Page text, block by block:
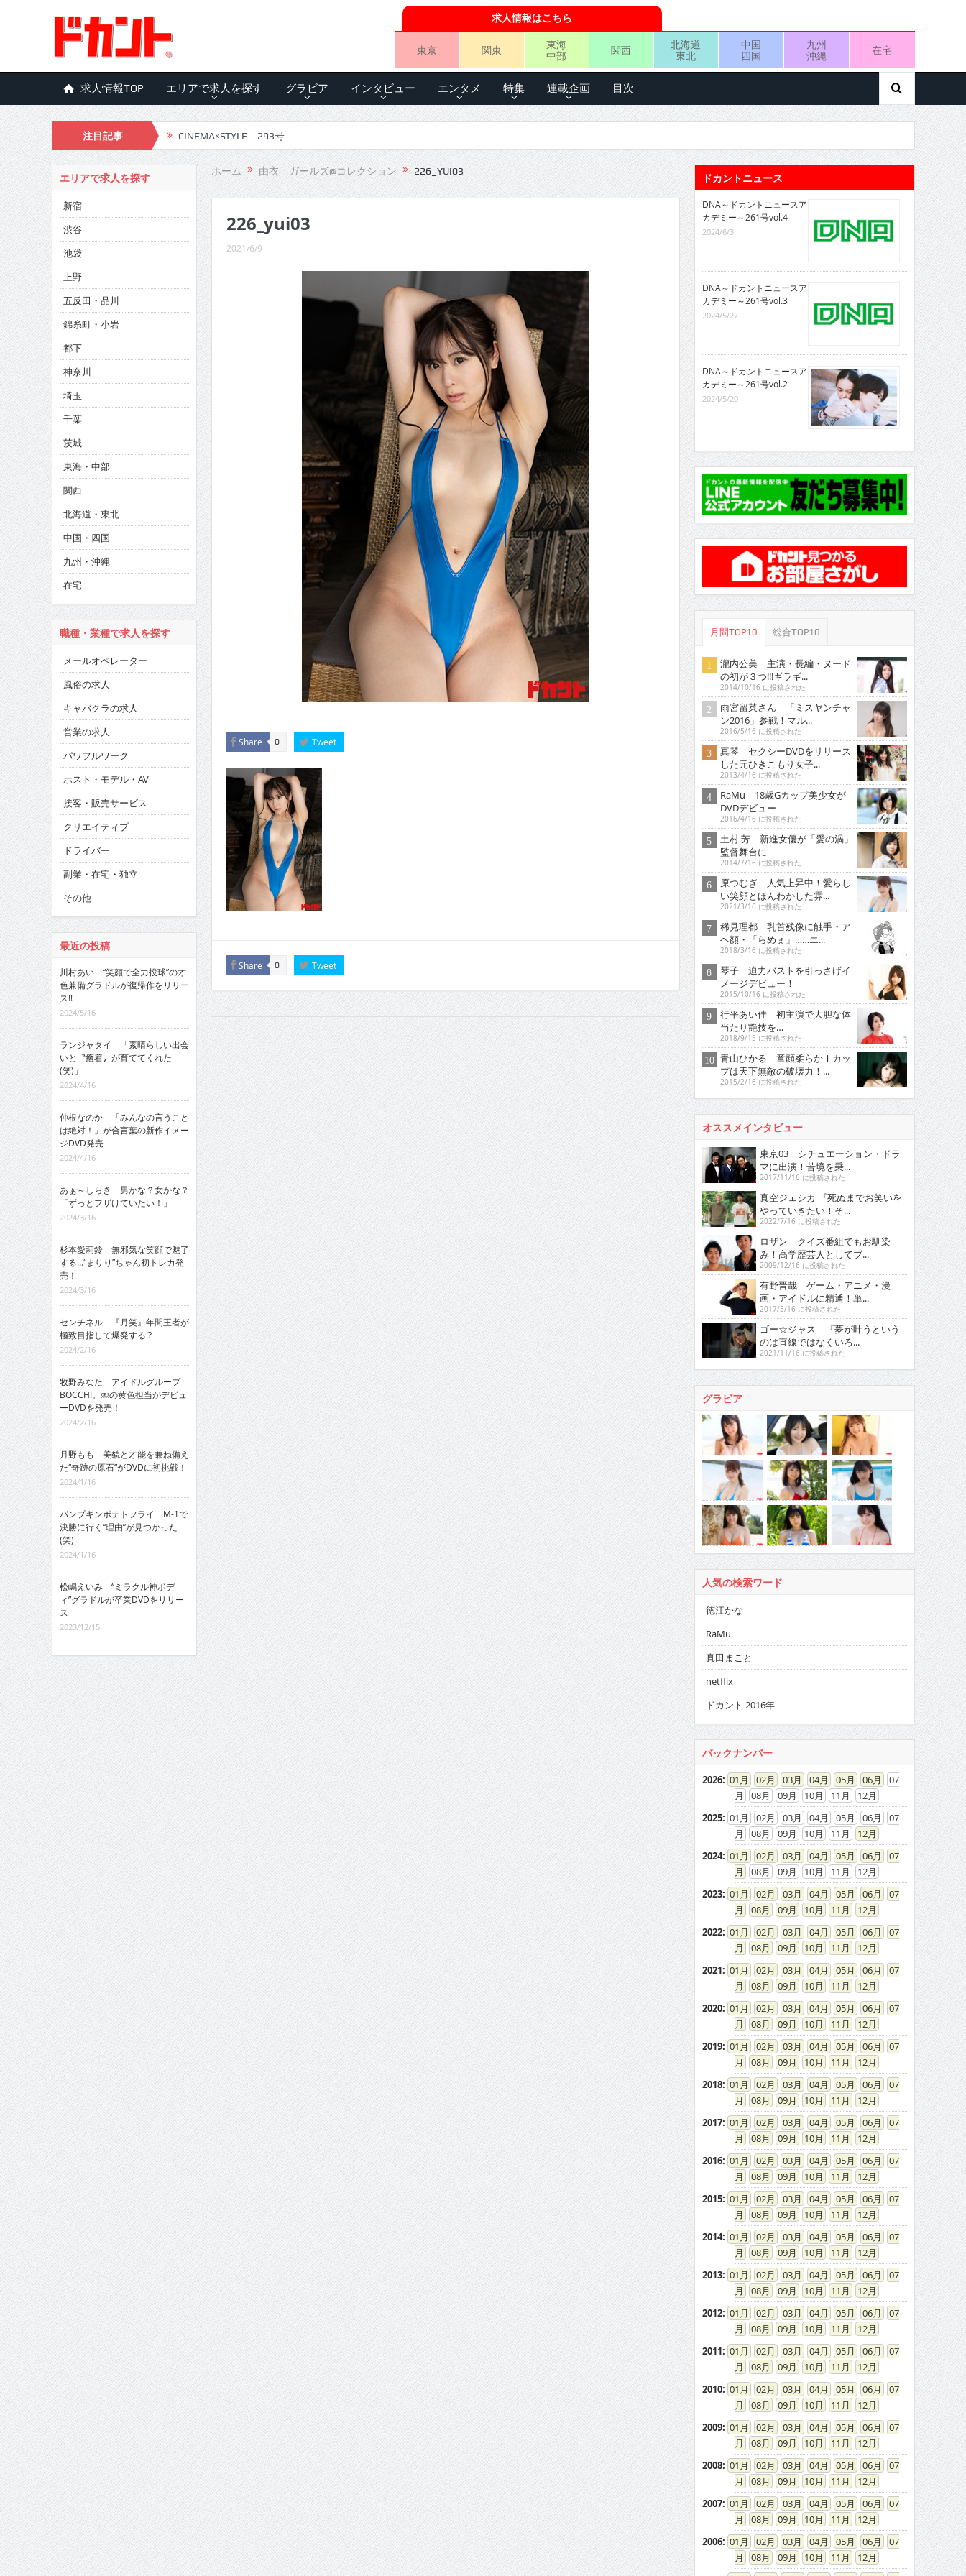
求人情報はこちら
東京 関東
東海
中部
関西
北海道
東北
中国
四国
九州
沖縄
在宅
求人情報TOP エリアで求人を探す グラビア インタビュー エンタメ 特集 連載企画 目次
注目記事 CINEMA×STYLE 293号
CINEMA×STYLE 292号
CINEMA×STYLE 291号
CINEMA×STYLE 290号
CINEMA×STYLE 289号
CINEMA×STYLE 288号
CINEMA×STYLE 286号
CINEMA×STYLE 285号
CINEMA×STYLE 294号
ホーム 由衣 ガールズ@コレクション 226_YUI03
226_yui03
2021/6/9
Share 0 Tweet
Share 0 Tweet
エリアで求人を探す
新宿
渋谷
池袋
上野
五反田・品川
錦糸町・小岩
都下
神奈川
埼玉
千葉
茨城
東海・中部
関西
北海道・東北
中国・四国
九州・沖縄
在宅
職種・業種で求人を探す
メールオペレーター
風俗の求人
キャバクラの求人
営業の求人
パワフルワーク
ホスト・モデル・AV
接客・販売サービス
クリエイティブ
ドライバー
副業・在宅・独立
その他
最近の投稿
川村あい “笑顔で全力投球”の才
色兼備グラドルが復帰作をリリー
ス!!
2024/5/16
ランジャタイ 「素晴らしい出会
いと〝癒着〟が育ててくれた
(笑)」
2024/4/16
仲根なのか 「みんなの言うこと
は絶対！」が合言葉の新作イメー
ジDVD発売
2024/4/16
あぁ～しらき 男かな？女かな？
「ずっとフザけていたい！」
2024/3/16
杉本愛莉鈴 無邪気な笑顔で魅了
する…“まりり”ちゃん初トレカ発
売！
2024/3/16
センチネル 『月笑』年間王者が
極致目指して爆発する!?
2024/2/16
牧野みなた アイドルグループ
BOCCHI。￼の黄色担当がデビュ
ーDVDを発売！
2024/2/16
月野もも 美貌と才能を兼ね備え
た“奇跡の原石”がDVDに初挑戦！
2024/1/16
パンプキンポテトフライ M-1で
決勝に行く“理由”が見つかった
(笑)
2024/1/16
松嶋えいみ “ミラクル神ボデ
ィ”グラドルが卒業DVDをリリー
ス
2023/12/15
ドカントニュース
DNA～ドカントニュースア
カデミー～261号vol.4
2024/6/3
DNA～ドカントニュースア
カデミー～261号vol.3
2024/5/27
DNA～ドカントニュースア
カデミー～261号vol.2
2024/5/20
月間TOP10 総合TOP10
瀧内公美 主演・長編・ヌード
の初が３つ!!!ギラギ...
2014/10/16 に投稿された
雨宮留菜さん 「ミスヤンチャ
ン2016」参戦！マル...
2016/5/16 に投稿された
真琴 セクシーDVDをリリース
した元ひきこもり女子...
2013/4/16 に投稿された
RaMu 18歳Gカップ美少女が
DVDデビュー
2016/4/16 に投稿された
土村 芳 新進女優が「愛の渦」
監督舞台に
2014/7/16 に投稿された
原つむぎ 人気上昇中！愛らし
い笑顔とほんわかした雰...
2021/3/16 に投稿された
稀見理都 乳首残像に触手・ア
ヘ顔・「らめぇ」……エ...
2018/3/16 に投稿された
琴子 迫力バストを引っさげイ
メージデビュー！
2015/10/16 に投稿された
行平あい佳 初主演で大胆な体
当たり艶技を…
2018/9/15 に投稿された
青山ひかる 童顔柔らかＩカッ
プは天下無敵の破壊力！...
2015/2/16 に投稿された
オススメインタビュー
東京03 シチュエーション・ドラ
マに出演！苦境を乗...
2017/11/16 に投稿された
真空ジェシカ 『死ぬまでお笑いを
やっていきたい！そ...
2022/7/16 に投稿された
ロザン クイズ番組でもお馴染
み！高学歴芸人としてブ...
2009/12/16 に投稿された
有野晋哉 ゲーム・アニメ・漫
画・アイドルに精通！単...
2017/5/16 に投稿された
ゴー☆ジャス 『夢が叶うという
のは直線ではなくいろ...
2021/11/16 に投稿された
グラビア
人気の検索ワード
徳江かな
RaMu
真田まこと
netflix
ドカント 2016年
バックナンバー
2026: 01 02 03 04 05 06
07
08
09 10 11
12
2025: 01 02 03 04 05 06
07
08
09 10 11
12
2024: 01 02 03 04 05 06
07
08
09 10 11
12
2023: 01 02 03 04 05 06
07
08
09 10 11
12
2022: 01 02 03 04 05 06
07
08
09 10 11
12
2021: 01 02 03 04 05 06
07
08
09 10 11
12
2020: 01 02 03 04 05 06
07
08
09 10 11
12
2019: 01 02 03 04 05 06
07
08
09 10 11
12
2018: 01 02 03 04 05 06
07
08
09 10 11
12
2017: 01 02 03 04 05 06
07
08
09 10 11
12
2016: 01 02 03 04 05 06
07
08
09 10 11
12
2015: 01 02 03 04 05 06
07
08
09 10 11
12
2014: 01 02 03 04 05 06
07
08
09 10 11
12
2013: 01 02 03 04 05 06
07
08
09 10 11
12
2012: 01 02 03 04 05 06
07
08
09 10 11
12
2011: 01 02 03 04 05 06
07
08
09 10 11
12
2010: 01 02 03 04 05 06
07
08
09 10 11
12
2009: 01 02 03 04 05 06
07
08
09 10 11
12
2008: 01 02 03 04 05 06
07
08
09 10 11
12
2007: 01 02 03 04 05 06
07
08
09 10 11
12
2006: 01 02 03 04 05 06
07
08
09 10 11
12